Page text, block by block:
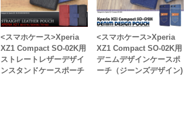
<スマホケース>Xperia
XZ1 Compact SO-02K用
ストレートレザーデザイ
ンスタンドケースポーチ
<スマホケース>Xperia
XZ1 Compact SO-02K用
デニムデザインケースポ
ーチ（ジーンズデザイン)